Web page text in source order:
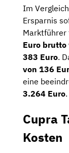
Im
Ersparnis
Marktführer
Euro brutto
383 Euro.
von 136
eine
3.264 Euro.
Cupra
Kosten